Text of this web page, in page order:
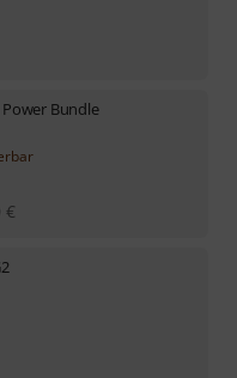
Power Bundle
€